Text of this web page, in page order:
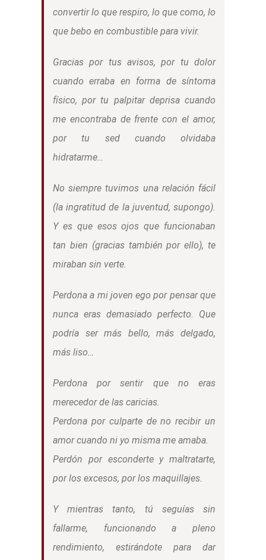
convertir lo que respiro, lo que como, lo
que bebo en combustible para vivir.
Gracias por tus avisos, por tu dolor
cuando erraba en forma de síntoma
físico, por tu palpitar deprisa cuando
me encontraba de frente con el amor,
por tu sed cuando olvidaba
hidratarme…
No siempre tuvimos una relación fácil
(la ingratitud de la juventud, supongo).
Y es que esos ojos que funcionaban
tan bien (gracias también por ello), te
miraban sin verte.
Perdona a mi joven ego por pensar que
nunca eras demasiado perfecto. Que
podría ser más bello, más delgado,
más liso…
Perdona por sentir que no eras
merecedor de las caricias.
Perdona por culparte de no recibir un
amor cuando ni yo misma me amaba.
Perdón por esconderte y maltratarte,
por los excesos, por los maquillajes.
Y mientras tanto, tú seguías sin
fallarme, funcionando a pleno
rendimiento, estirándote para dar